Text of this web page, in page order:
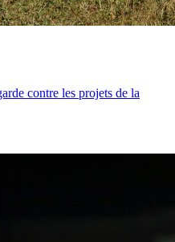
contre les projets de la